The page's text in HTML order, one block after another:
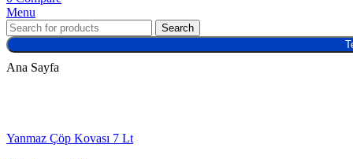
Menu
Search
Ana Sayfa
Yanmaz Çöp Kovası 7 Lt